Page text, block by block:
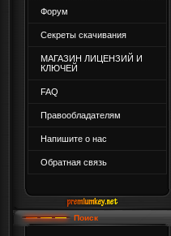
Форум
Секреты скачивания
МАГАЗИН ЛИЦЕНЗИЙ И
КЛЮЧЕЙ
FAQ
Правообладателям
Напишите о нас
Обратная связь
Поиск